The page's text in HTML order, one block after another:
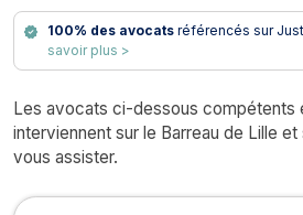
100% des avocatsréférencés sur
savoir plus >
Les avocats ci-dessous compétents
interviennent sur le Barreau de Lille
vous assister.